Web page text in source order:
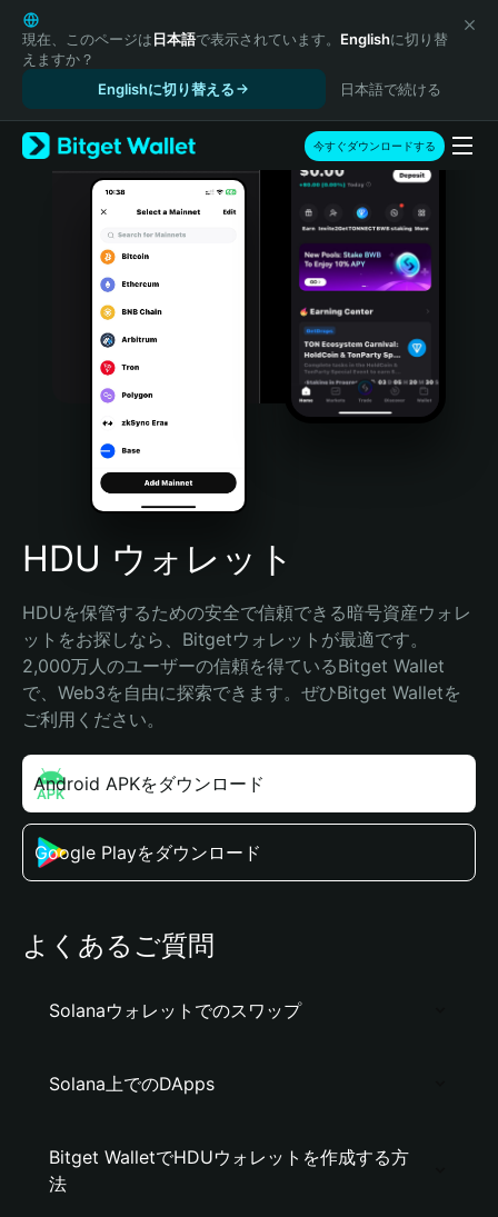
English
日本語
Tiếng Việt
Español (Latinoamérica)
Türkçe
Italiano
Português (Portugal)
Bahasa Indonesia
Português (Brasil)
Español (Argentina)
現在、このページは日本語で表示されています。 Englishに切り替
えますか？
Englishに切り替える
日本語で続ける
今すぐダウンロードする
HDU ウォレット
HDUを保管するための安全で信頼できる暗号資産ウォレ
ットをお探しなら、Bitgetウォレットが最適です。
2,000万人のユーザーの信頼を得ているBitget Wallet
で、Web3を自由に探索できます。ぜひBitget Walletを
ご利用ください。
Android APKをダウンロード
Google Playをダウンロード
よくあるご質問
Solanaウォレットでのスワップ
Solana上でのDApps
Bitget WalletでHDUウォレットを作成する方
法